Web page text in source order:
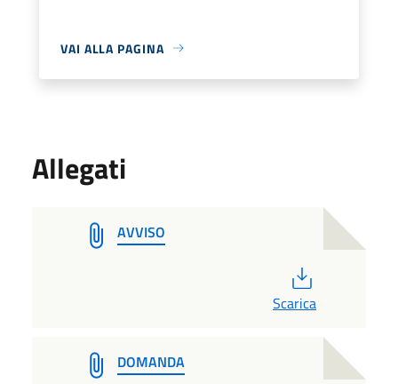
VAI ALLA PAGINA
Allegati
AVVISO
Scarica
DOMANDA